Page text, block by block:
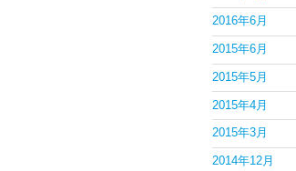
2016年6月
2015年6月
2015年5月
2015年4月
2015年3月
2014年12月